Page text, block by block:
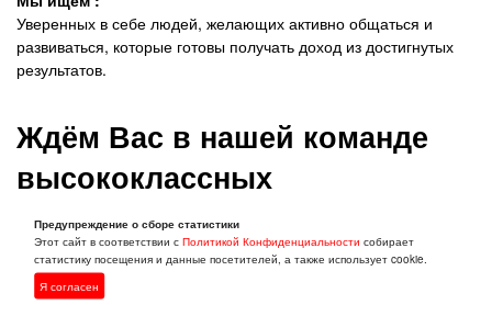
Уверенных в себе людей, желающих активно общаться и
развиваться, которые готовы получать доход из достигнутых
результатов.
Ждём Вас в нашей команде
высококлассных
специалистов!
Места ограничены!
Предупреждение о сборе статистики
Этот сайт в соответствии сПолитикой Конфиденциальности собирает
статистику посещения и данные посетителей, а также использует cookie.
Я согласен